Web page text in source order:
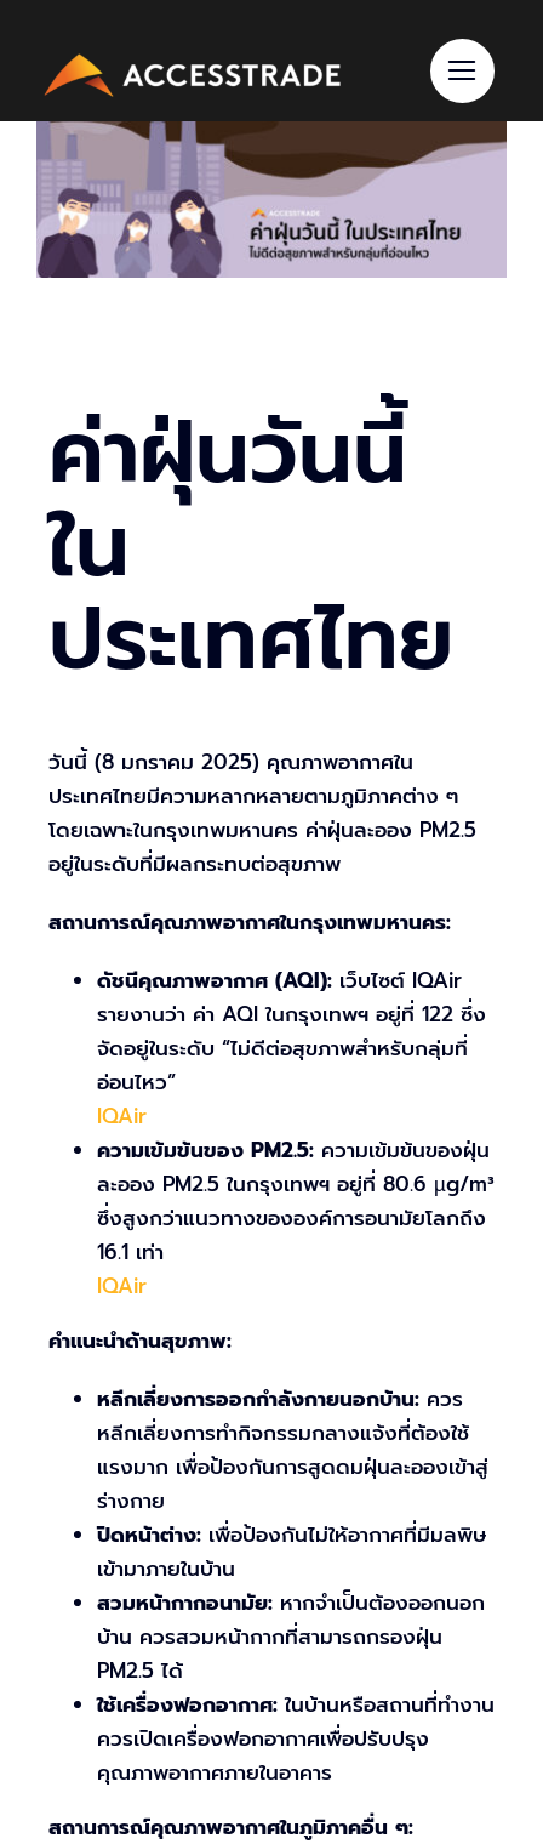
content
ค่าฝุ่นวันนี้
ใน
ประเทศไทย
วันนี้ (8 มกราคม 2025) คุณภาพอากาศใน
ประเทศไทยมีความหลากหลายตามภูมิภาคต่าง ๆ
โดยเฉพาะในกรุงเทพมหานคร ค่าฝุ่นละออง PM2.5
อยู่ในระดับที่มีผลกระทบต่อสุขภาพ
สถานการณ์คุณภาพอากาศในกรุงเทพมหานคร:
ดัชนีคุณภาพอากาศ (AQI): เว็บไซต์ IQAir
รายงานว่า ค่า AQI ในกรุงเทพฯ อยู่ที่ 122 ซึ่ง
จัดอยู่ในระดับ “ไม่ดีต่อสุขภาพสำหรับกลุ่มที่
อ่อนไหว”
IQAir
ความเข้มข้นของ PM2.5: ความเข้มข้นของฝุ่น
ละออง PM2.5 ในกรุงเทพฯ อยู่ที่ 80.6 µg/m³
ซึ่งสูงกว่าแนวทางขององค์การอนามัยโลกถึง
16.1 เท่า
IQAir
คำแนะนำด้านสุขภาพ:
หลีกเลี่ยงการออกกำลังกายนอกบ้าน: ควร
หลีกเลี่ยงการทำกิจกรรมกลางแจ้งที่ต้องใช้
แรงมาก เพื่อป้องกันการสูดดมฝุ่นละอองเข้าสู่
ร่างกาย
ปิดหน้าต่าง: เพื่อป้องกันไม่ให้อากาศที่มีมลพิษ
เข้ามาภายในบ้าน
สวมหน้ากากอนามัย: หากจำเป็นต้องออกนอก
บ้าน ควรสวมหน้ากากที่สามารถกรองฝุ่น
PM2.5 ได้
ใช้เครื่องฟอกอากาศ:ในบ้านหรือสถานที่ทำงาน
ควรเปิดเครื่องฟอกอากาศเพื่อปรับปรุง
คุณภาพอากาศภายในอาคาร
สถานการณ์คุณภาพอากาศในภูมิภาคอื่น ๆ: